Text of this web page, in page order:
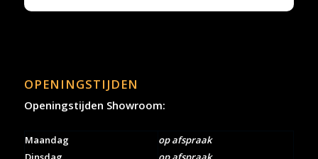
OPENINGSTIJDEN
Openingstijden Showroom:
Maandag
op afspraak